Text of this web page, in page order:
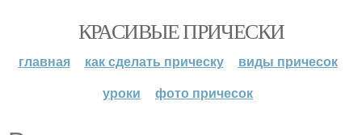
КРАСИВЫЕ ПРИЧЕСКИ
главная как сделать прическу
виды причесок
уроки
фото причесок